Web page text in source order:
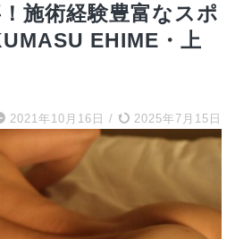
施術経験豊富なスポ
EHIME・上
2021年10月16日 / 2025年7月15日